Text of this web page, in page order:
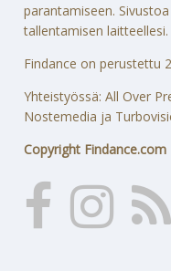
parantamiseen.
tallentamisen
Findance on perustettu
Yhteistyössä: All Over
Nostemedia ja
Copyright